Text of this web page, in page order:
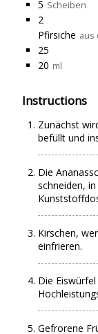
5 Scheiben
2
Pfirsiche aus
25
20 ml
Instructions
Zunächst
befüllt und
Die
schneiden,
Kirschen,
einfrieren.
Die
Gefrorene